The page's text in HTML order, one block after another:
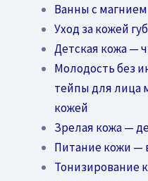
Ванны с магнием
Уход за кожей
Детская кожа —
Молодость без
тейпы для лица
кожей
Зрелая кожа —
Питание кожи —
Тонизирование